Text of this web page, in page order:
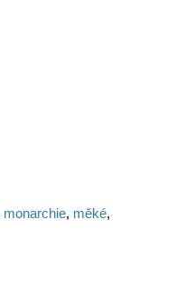
monarchie, měké,